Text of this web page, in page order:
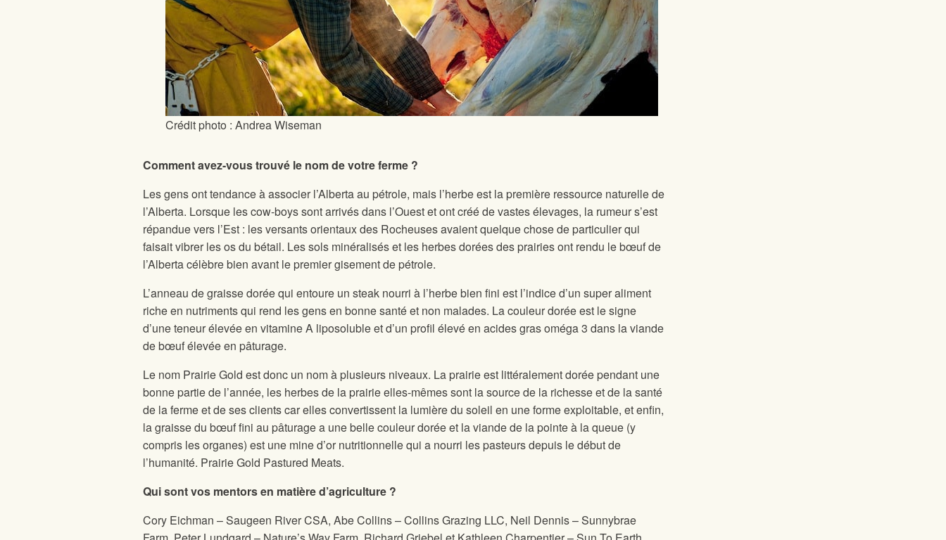
Crédit photo : Andrea Wiseman
Comment avez-vous trouvé le nom de votre ferme ?
Les gens ont tendance à associer l’Alberta au pétrole, mais l’herbe est la première ressource naturelle de
l’Alberta. Lorsque les cow-boys sont arrivés dans l’Ouest et ont créé de vastes élevages, la rumeur s’est
répandue vers l’Est : les versants orientaux des Rocheuses avaient quelque chose de particulier qui
faisait vibrer les os du bétail. Les sols minéralisés et les herbes dorées des prairies ont rendu le bœuf de
l’Alberta célèbre bien avant le premier gisement de pétrole.
L’anneau de graisse dorée qui entoure un steak nourri à l’herbe bien fini est l’indice d’un super aliment
riche en nutriments qui rend les gens en bonne santé et non malades. La couleur dorée est le signe
d’une teneur élevée en vitamine A liposoluble et d’un profil élevé en acides gras oméga 3 dans la viande
de bœuf élevée en pâturage.
Le nom Prairie Gold est donc un nom à plusieurs niveaux. La prairie est littéralement dorée pendant une
bonne partie de l’année, les herbes de la prairie elles-mêmes sont la source de la richesse et de la santé
de la ferme et de ses clients car elles convertissent la lumière du soleil en une forme exploitable, et enfin,
la graisse du bœuf fini au pâturage a une belle couleur dorée et la viande de la pointe à la queue (y
compris les organes) est une mine d’or nutritionnelle qui a nourri les pasteurs depuis le début de
l’humanité. Prairie Gold Pastured Meats.
Qui sont vos mentors en matière d’agriculture ?
Cory Eichman – Saugeen River CSA, Abe Collins – Collins Grazing LLC, Neil Dennis – Sunnybrae